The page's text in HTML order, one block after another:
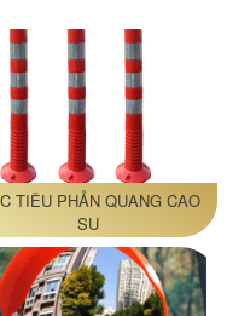
TIÊU PHẢN QUANG CAO
SU